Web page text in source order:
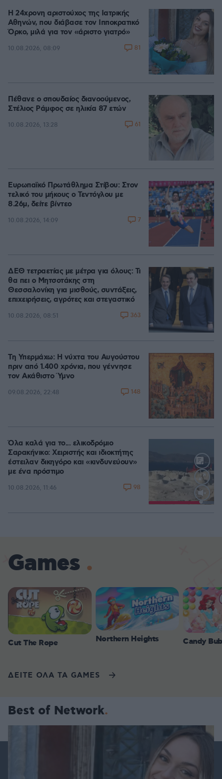
Η 24χρονη αριστούχος της Ιατρικής
Αθηνών, που διάβασε τον Ιπποκρατικό
Όρκο, μιλά για τον «άριστο γιατρό»
10.08.2026, 08:09 81
Πέθανε ο σπουδαίος διανοούμενος,
Στέλιος Ράμφος σε ηλικία 87 ετών
10.08.2026, 13:28 61
Ευρωπαϊκό Πρωτάθλημα Στίβου: Στον
τελικό του μήκους ο Τεντόγλου με
8.26μ, δείτε βίντεο
10.08.2026, 14:09 7
ΔΕΘ τετραετίας με μέτρα για όλους: Τι
θα πει ο Μητσοτάκης στη
Θεσσαλονίκη για μισθούς, συντάξεις,
επιχειρήσεις, αγρότες και στεγαστικό
10.08.2026, 08:51 363
Τη Υπερμάχω: Η νύχτα του Αυγούστου
πριν από 1.400 χρόνια, που γέννησε
τον Ακάθιστο Ύμνο
09.08.2026, 22:48 148
Loaded:
Όλα καλά για το... ελικοδρόμιο
Σαρακήνικο: Χειριστής και ιδιοκτήτης
έστειλαν δικηγόρο και «κινδυνεύουν»
με ένα πρόστιμο
10.08.2026, 11:46 98
Games
Cut The Rope Northern Heights Candy
ΔΕΙΤΕ ΟΛΑ ΤΑ GAMES
Best of Network